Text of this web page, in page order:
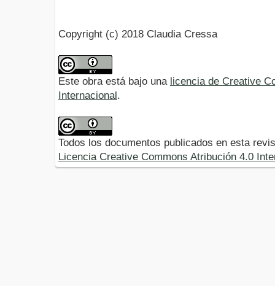
Copyright (c) 2018 Claudia Cressa
Este obra está bajo una licencia de Creative
Internacional.
Todos los documentos publicados en esta
Licencia Creative Commons Atribución 4.0